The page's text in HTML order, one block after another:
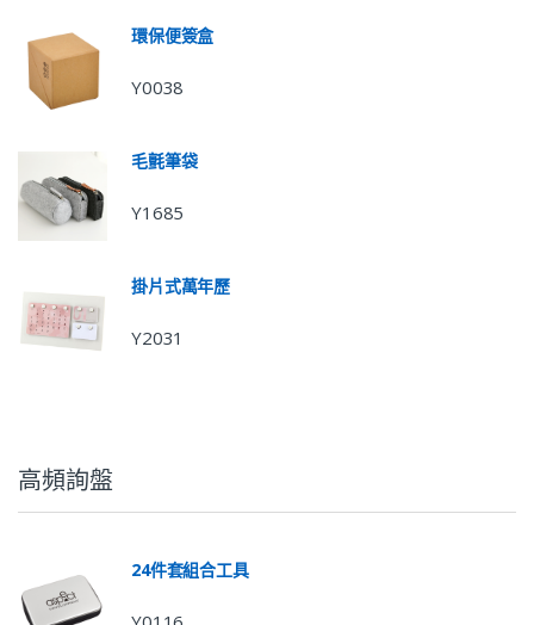
環保便簽盒
Y0038
毛氈筆袋
Y1685
掛片式萬年歷
Y2031
高頻詢盤
24件套組合工具